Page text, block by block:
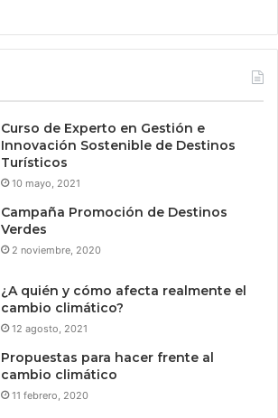
Curso de Experto en Gestión e
Innovación Sostenible de Destinos
Turísticos
10 mayo, 2021
Campaña Promoción de Destinos
Verdes
2 noviembre, 2020
¿A quién y cómo afecta realmente el
cambio climático?
12 agosto, 2021
Propuestas para hacer frente al
cambio climático
11 febrero, 2020